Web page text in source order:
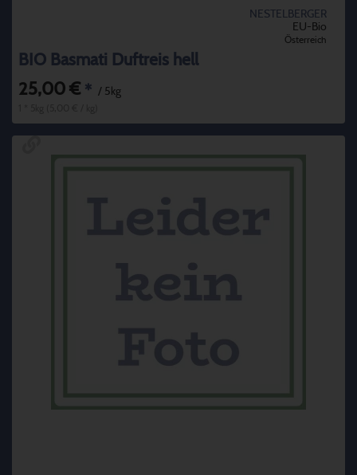
NESTELBERGER
EU-Bio
Österreich
BIO Basmati Duftreis hell
25,00 € * / 5kg